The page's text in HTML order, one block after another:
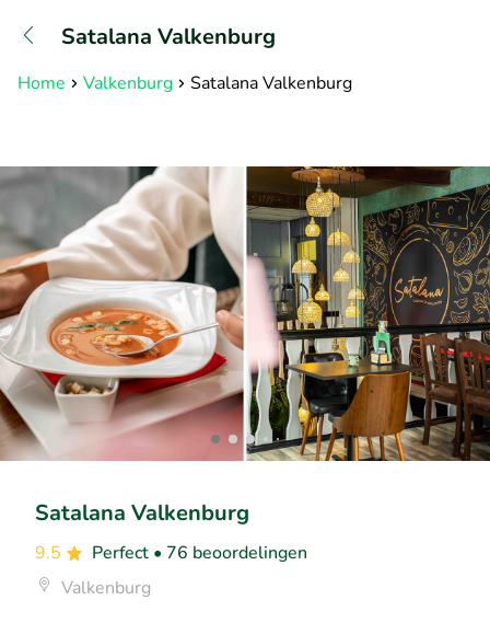
Satalana Valkenburg
Home Valkenburg Satalana Valkenburg
Satalana Valkenburg
9.5 Perfect • 76 beoordelingen
Valkenburg